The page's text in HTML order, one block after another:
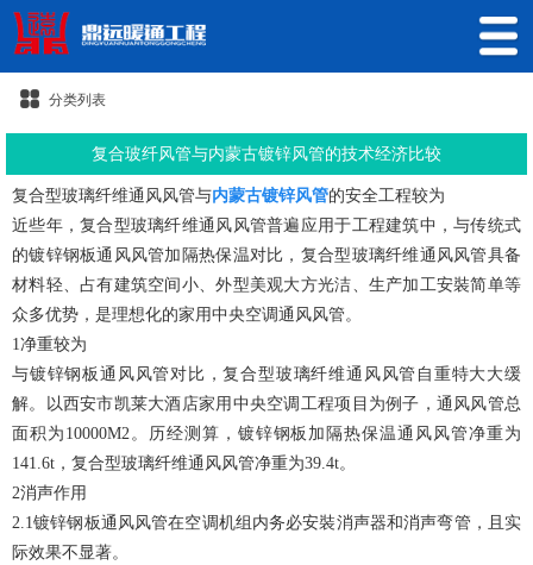
分类列表
复合玻纤风管与内蒙古镀锌风管的技术经济比较
复合型玻璃纤维通风风管与内蒙古镀锌风管的安全工程较为
近些年，复合型玻璃纤维通风风管普遍应用于工程建筑中，与传统式
的镀锌钢板通风风管加隔热保温对比，复合型玻璃纤维通风风管具备
材料轻、占有建筑空间小、外型美观大方光洁、生产加工安裝简单等
众多优势，是理想化的家用中央空调通风风管。
1净重较为
与镀锌钢板通风风管对比，复合型玻璃纤维通风风管自重特大大缓
解。以西安市凯莱大酒店家用中央空调工程项目为例子，通风风管总
面积为10000M2。历经测算，镀锌钢板加隔热保温通风风管净重为
141.6t，复合型玻璃纤维通风风管净重为39.4t。
2消声作用
2.1镀锌钢板通风风管在空调机组内务必安裝消声器和消声弯管，且实
际效果不显著。